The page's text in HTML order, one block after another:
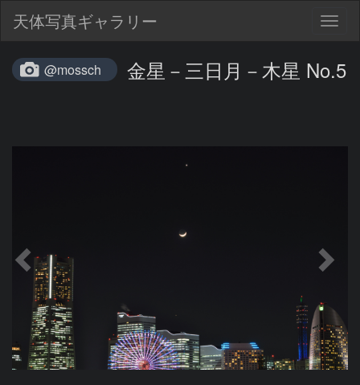
天体写真ギャラリー
@mossch 金星－三日月－木星 No.5